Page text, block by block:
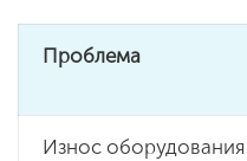
Проблема
Износ оборудования